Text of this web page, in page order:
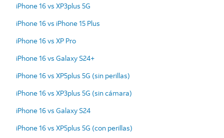
iPhone 16 vs XP3plus 5G
iPhone 16 vs iPhone 15 Plus
iPhone 16 vs XP Pro
iPhone 16 vs Galaxy S24+
iPhone 16 vs XP5plus 5G (sin perillas)
iPhone 16 vs XP3plus 5G (sin cámara)
iPhone 16 vs Galaxy S24
iPhone 16 vs XP5plus 5G (con perillas)